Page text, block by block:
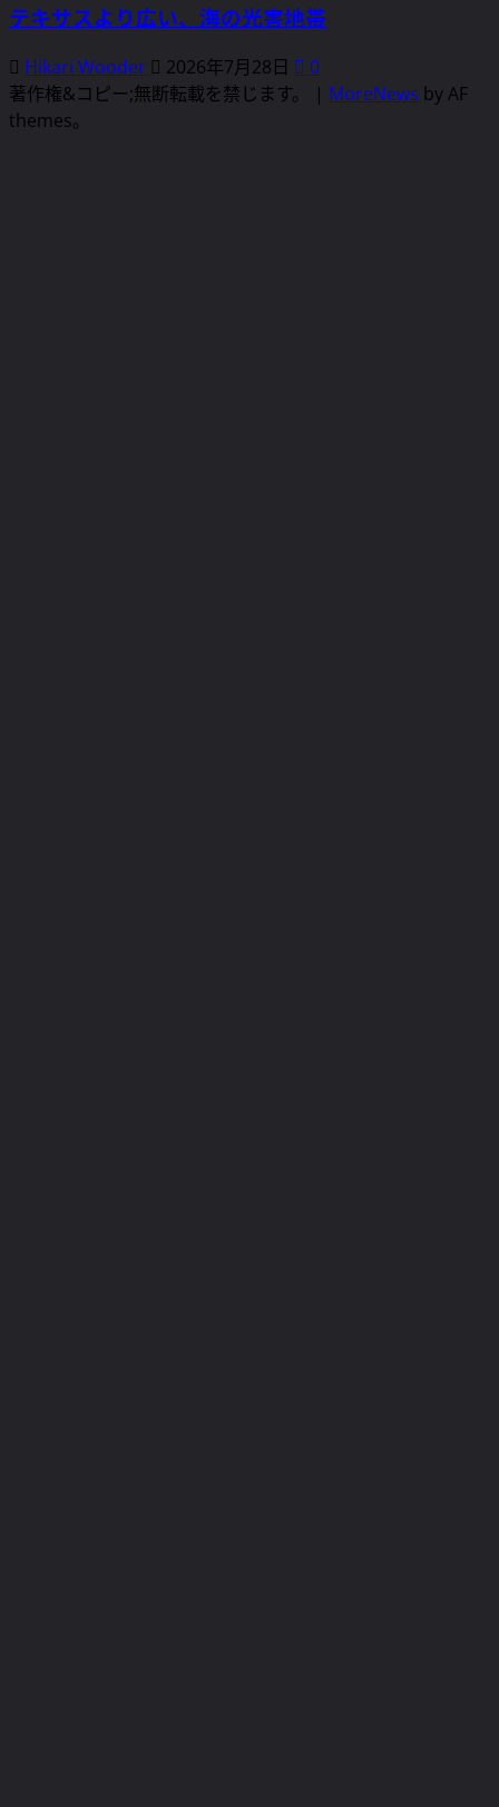
テキサスより広い、海の光害地帯
Hikari Wooder 2026年7月28日
0
著作権&コピー;無断転載を禁じます。
| MoreNews by AF
themes。